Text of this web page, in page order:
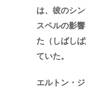
は、彼のシ
スペルの影
た（しばし
ていた。
エルトン・